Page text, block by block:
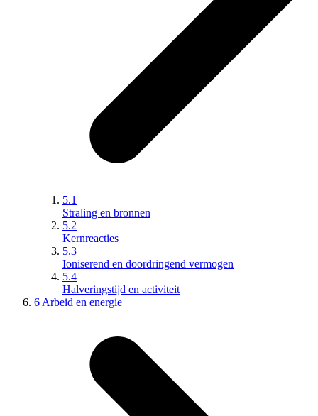
5.1
Straling en bronnen
5.2
Kernreacties
5.3
Ioniserend en doordringend vermogen
5.4
Halveringstijd en activiteit
6 Arbeid en energie